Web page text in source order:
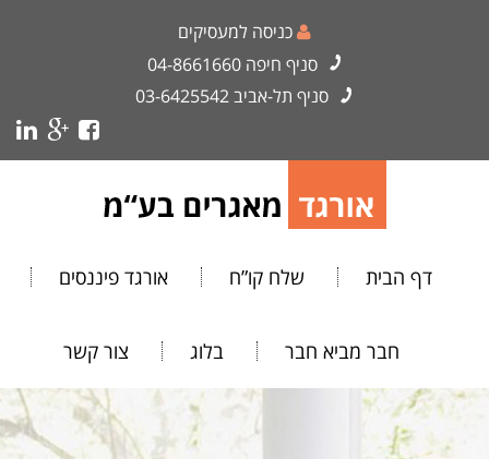
כניסה למעסיקים
סניף חיפה 04-8661660
סניף תל-אביב03-6425542
דף הבית שלח קו”ח אורגד פיננסים
חבר מביא חבר בלוג צור קשר